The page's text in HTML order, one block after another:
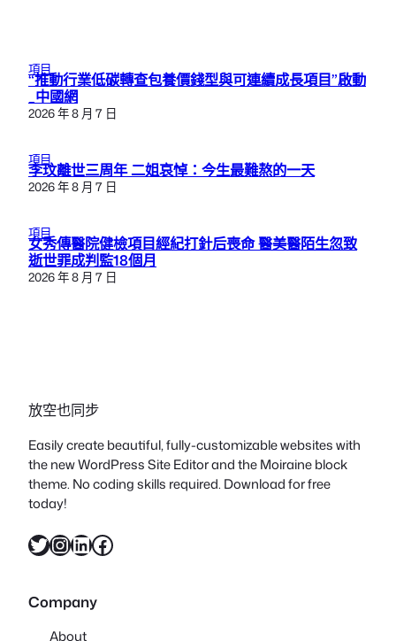
項目
“推動行業低碳轉查包養價錢型與可連續成長項目”啟動
_中國網
2026 年 8 月 7 日
項目
李玟離世三周年 二姐哀悼：今生最難熬的一天
2026 年 8 月 7 日
項目
女秀傳醫院健檢項目經紀打針后喪命 醫美醫陌生忽致
逝世罪成判監18個月
2026 年 8 月 7 日
放空也同步
Easily create beautiful, fully-customizable websites with
the new WordPress Site Editor and the Moiraine block
theme. No coding skills required. Download for free
today!
X InstagramLinkedIn Facebook
Company
About